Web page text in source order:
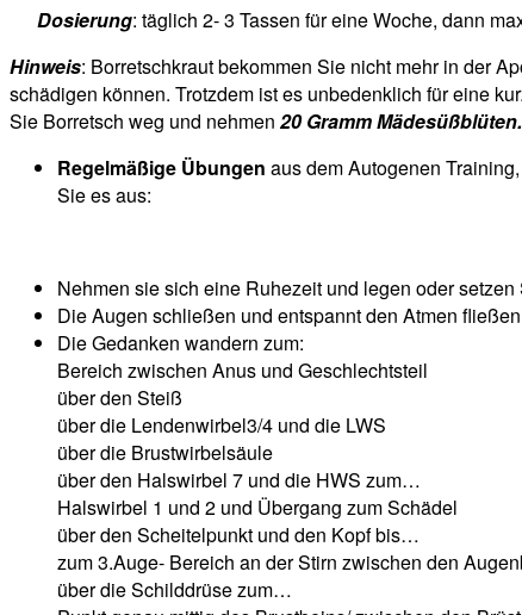
Dosierung: täglich 2- 3 Tassen für eine Woche, dann
Hinweis: Borretschkraut bekommen Sie nicht mehr in der
schädigen können. Trotzdem ist es unbedenklich für eine
Sie Borretsch weg und nehmen 20 Gramm Mädesüßblüten.
Regelmäßige Übungen aus dem Autogenen
Sie es aus:
Nehmen sie sich eine Ruhezeit und legen oder
Die Augen schließen und entspannt den Atmen
Die Gedanken wandern zum:
Bereich zwischen Anus und Geschlechtsteil
über den Steiß
über die Lendenwirbel3/4 und die LWS
über die Brustwirbelsäule
über den Halswirbel 7 und die HWS zum…
Halswirbel 1 und 2 und Übergang zum Schädel
über den Scheitelpunkt und den Kopf bis…
zum 3.Auge- Bereich an der Stirn zwischen den
über die Schilddrüse zum…